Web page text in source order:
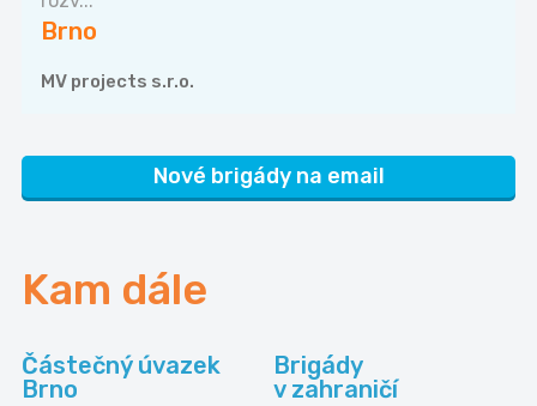
Brno
MV projects s.r.o.
Nové brigády na email
Kam dále
Částečný úvazek
Brno
Brigády
v zahraničí